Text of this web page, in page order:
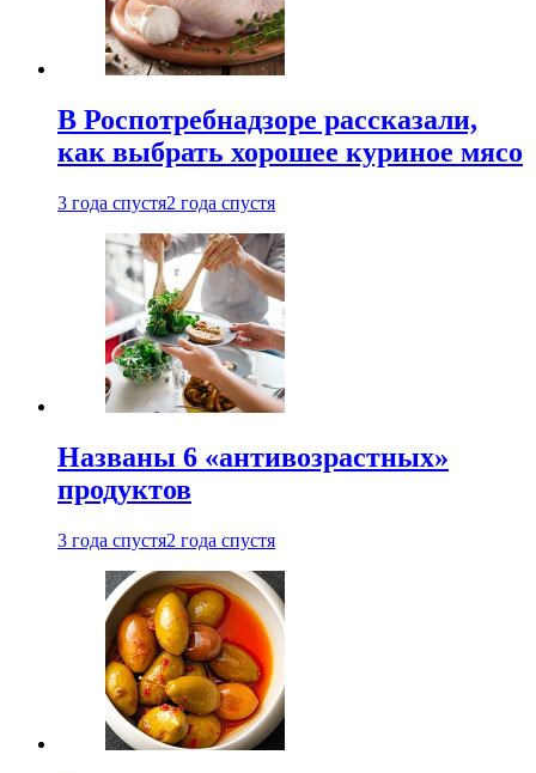
В Роспотребнадзоре рассказали,
как выбрать хорошее куриное мясо
3 года спустя2 года спустя
Названы 6 «антивозрастных»
продуктов
3 года спустя2 года спустя